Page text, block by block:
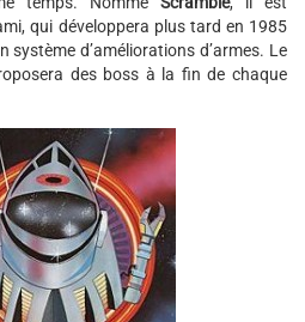
qui développera plus tard en 1985
système d’améliorations d’armes. Le
des boss à la fin de chaque